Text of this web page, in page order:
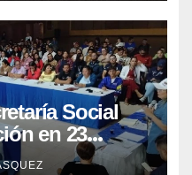
Social
en 23